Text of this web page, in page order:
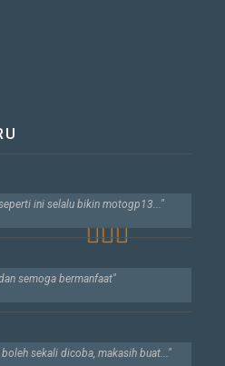
ini selalu bikin motogp13..."
semoga bermanfaat"
sekali dicoba, makasih buat..."